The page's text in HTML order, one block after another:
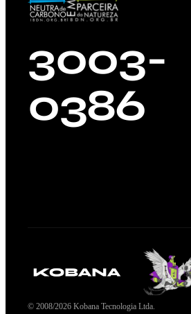
3003-
0386
© 2008/2026 Kobana Tecnologia Ltda.